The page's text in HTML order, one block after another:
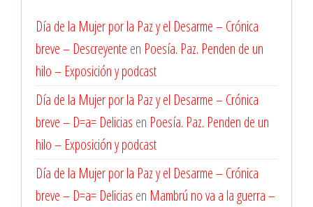
Día de la Mujer por la Paz y el Desarme – Crónica
breve – Descreyente en Poesía. Paz. Penden de un
hilo – Exposición y podcast
Día de la Mujer por la Paz y el Desarme – Crónica
breve – D=a= Delicias en Poesía. Paz. Penden de un
hilo – Exposición y podcast
Día de la Mujer por la Paz y el Desarme – Crónica
breve – D=a= Delicias en Mambrú no va a la guerra –